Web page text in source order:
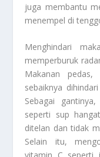
juga membantu
menempel di
Menghindari
memperburuk
Makanan
sebaiknya
Sebagai
seperti sup
ditelan dan tidak
Selain itu,